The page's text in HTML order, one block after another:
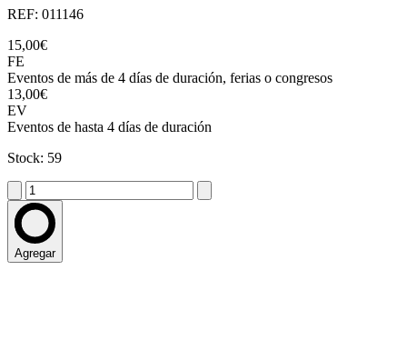
REF: 011146
15,00€
FE
Eventos de más de 4 días de duración, ferias o congresos
13,00€
EV
Eventos de hasta 4 días de duración
Stock: 59
Agregar